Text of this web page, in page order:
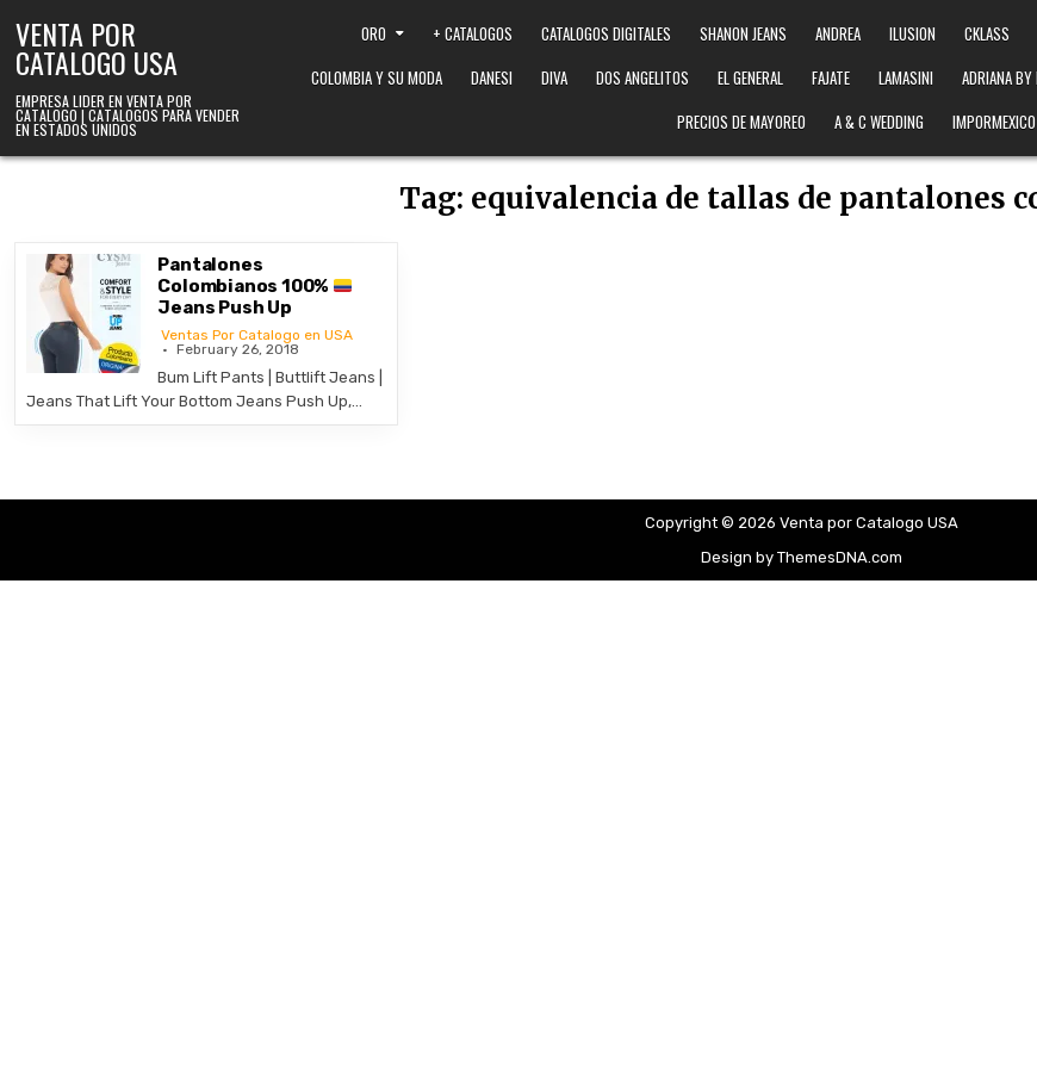
VENTA POR
CATALOGO USA
EMPRESA LIDER EN VENTA POR
CATALOGO | CATALOGOS PARA VENDER
EN ESTADOS UNIDOS
ORO + CATALOGOS CATALOGOS DIGITALES SHANON JEANS ANDREA ILUSION CKLASS
COLOMBIA Y SU MODA
DANESI DIVA DOS ANGELITOS EL GENERAL FAJATE LAMASINI ADRIANA
PRECIOS DE MAYOREO
A & C WEDDING IMPORMEXICO
Tag: equivalencia de tallas de pantalones
Pantalones
Colombianos 100%
Jeans Push Up
Ventas Por Catalogo en USA
February 26, 2018
Bum Lift Pants | Buttlift Jeans |
Jeans That Lift Your Bottom Jeans Push Up,…
Copyright © 2026 Venta por Catalogo USA
Design by ThemesDNA.com